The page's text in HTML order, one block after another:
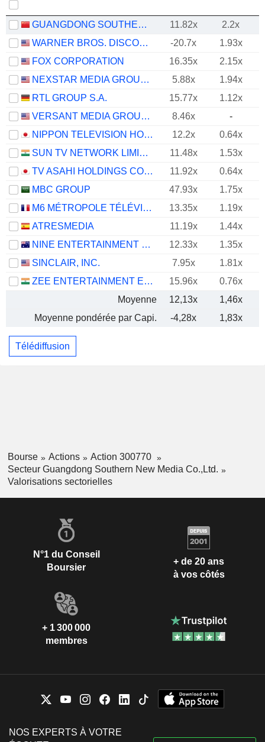
GUANGDONG SOUTHERN NEW MEDIA CO.,LTD. 11.82x
2.2x
WARNER BROS. DISCOVERY, INC.
-20.7x
1.93x
FOX CORPORATION
16.35x
2.15x
NEXSTAR MEDIA GROUP, INC.
5.88x
1.94x
RTL GROUP S.A.
15.77x
1.12x
VERSANT MEDIA GROUP, INC.
8.46x
-
NIPPON TELEVISION HOLDINGS, INC.
12.2x 0.64x
SUN TV NETWORK LIMITED
11.48x 1.53x
TV ASAHI HOLDINGS CORPORATION
11.92x
0.64x
MBC GROUP
47.93x
1.75x
M6 MÉTROPOLE TÉLÉVISION
13.35x
1.19x
ATRESMEDIA
11.19x
1.44x
NINE ENTERTAINMENT CO. HOLDINGS LIMITED
12.33x
1.35x
SINCLAIR, INC.
7.95x
1.81x
ZEE ENTERTAINMENT ENTERPRISES LIMITED
15.96x
0.76x
Moyenne
12,13x
1,46x
Moyenne pondérée par Capi.
-4,28x 1,83x
Télédiffusion
Bourse Actions
Action 300770
Secteur Guangdong Southern New Media Co.,Ltd.
Valorisations sectorielles
N°1 du Conseil
Boursier
+ de 20 ans
à vos côtés
+ 1 300 000
membres
NOS EXPERTS À VOTRE